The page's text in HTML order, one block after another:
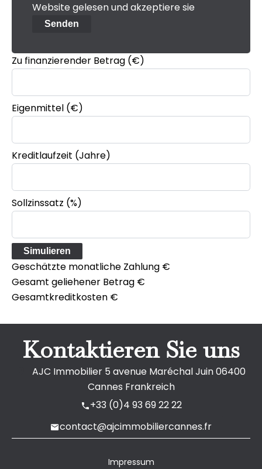
Website gelesen und akzeptiere sie
Senden
Zu finanzierender Betrag (€)
Eigenmittel (€)
Kreditlaufzeit (Jahre)
Sollzinssatz (%)
Simulieren
Geschätzte monatliche Zahlung €
Gesamt geliehener Betrag €
Gesamtkreditkosten €
Kontaktieren Sie uns
AJC Immobilier5 avenue Maréchal Juin06400
Cannes Frankreich
+33 (0)4 93 69 22 22
contact@ajcimmobiliercannes.fr
Impressum